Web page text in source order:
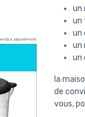
un
un
un
un
un
la
de
vous,